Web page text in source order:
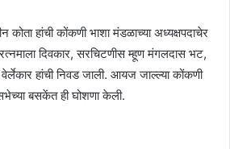
कोता हांची कोंकणी भाशा मंडळाच्या अध्यक्षपदाचेर
रत्नमाला दिवकार, सरचिटणीस म्हूण मंगलदास भट,
वेर्लेकार हांची निवड जाली. आयज जाल्ल्या कोंकणी
बसकेंत ही घोशणा केली.